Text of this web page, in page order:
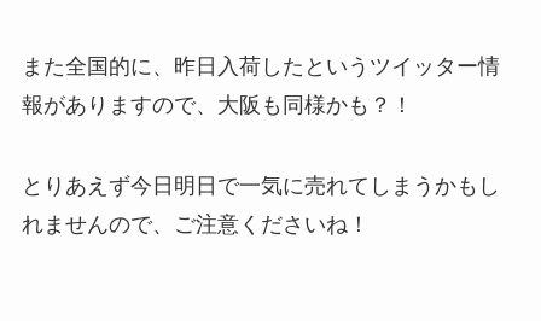
また全国的に、昨日入荷したというツイッター情
報がありますので、大阪も同様かも？！
とりあえず今日明日で一気に売れてしまうかもし
れませんので、ご注意くださいね！